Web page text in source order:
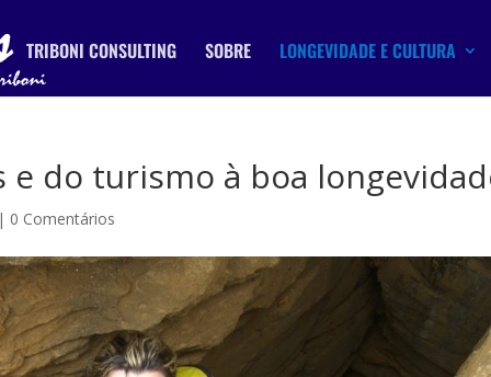
TRIBONI CONSULTING SOBRE LONGEVIDADE E CULTURA
e do turismo à boa
0 Comentários